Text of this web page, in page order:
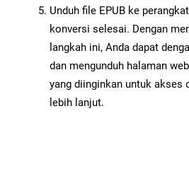
Unduh file EPUB ke
konversi selesai. Dengan
langkah ini, Anda dapat
dan mengunduh halaman
yang diinginkan untuk akses
lebih lanjut.